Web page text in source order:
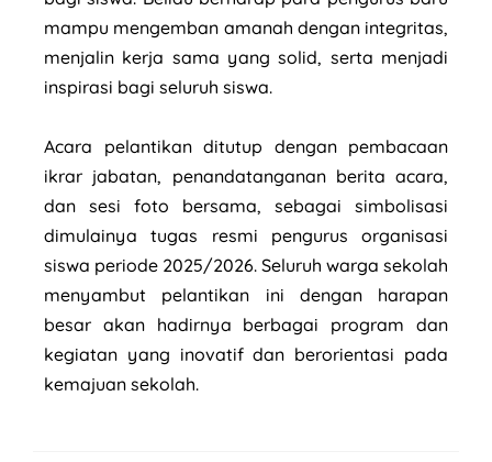
mampu mengemban amanah dengan integritas,
menjalin kerja sama yang solid, serta menjadi
inspirasi bagi seluruh siswa.
Acara pelantikan ditutup dengan pembacaan
ikrar jabatan, penandatanganan berita acara,
dan sesi foto bersama, sebagai simbolisasi
dimulainya tugas resmi pengurus organisasi
siswa periode 2025/2026. Seluruh warga sekolah
menyambut pelantikan ini dengan harapan
besar akan hadirnya berbagai program dan
kegiatan yang inovatif dan berorientasi pada
kemajuan sekolah.